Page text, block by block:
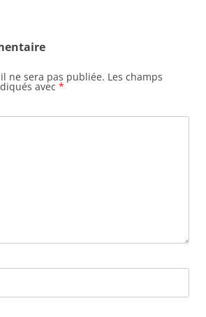
ne sera pas publiée. Les champs
avec *